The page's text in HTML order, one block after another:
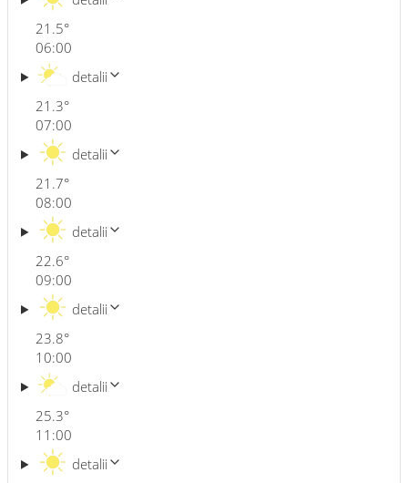
21.5°
06:00
21.3°
detalii
07:00
21.7°
detalii
08:00
22.6°
detalii
09:00
23.8°
detalii
10:00
25.3°
detalii
11:00
detalii